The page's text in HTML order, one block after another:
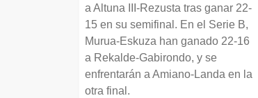
a Altuna III-Rezusta tras ganar 22-
15 en su semifinal. En el Serie B,
Murua-Eskuza han ganado 22-16
a Rekalde-Gabirondo, y se
enfrentarán a Amiano-Landa en la
otra final.